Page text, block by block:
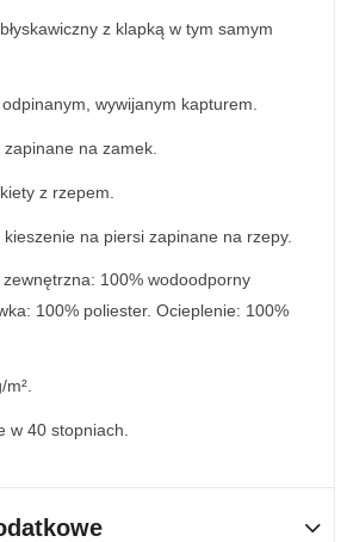
z klapką w tym samym
wywijanym kapturem.
na zamek.
z rzepem.
na piersi zapinane na rzepy.
zewnętrzna: 100% wodoodporny
100% poliester. Ocieplenie: 100%
w 40 stopniach.